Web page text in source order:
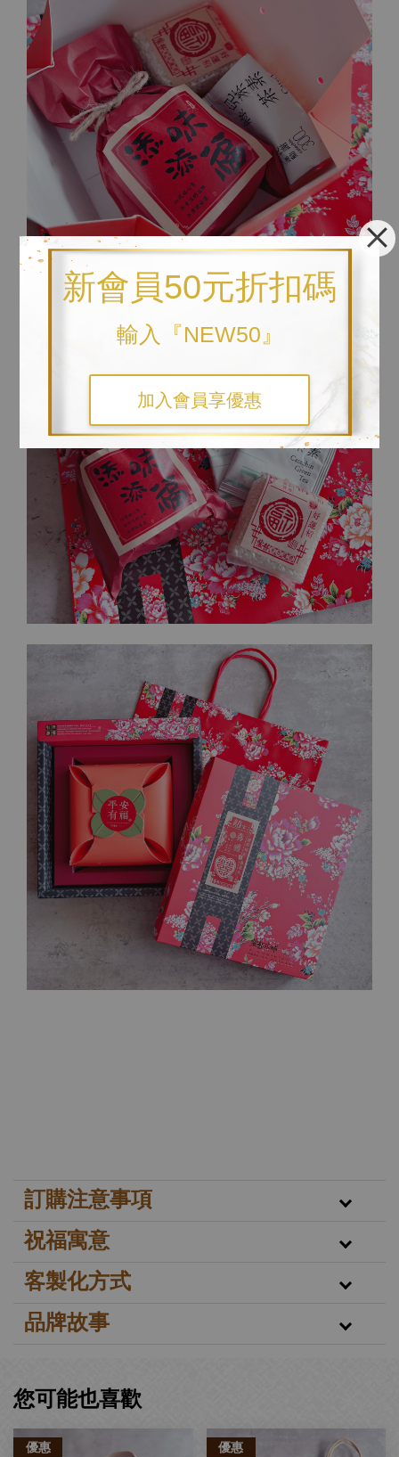
新會員50元折扣碼
輸入『NEW50』
加入會員享優惠
訂購注意事項
祝福寓意
客製化方式
品牌故事
您可能也喜歡
優惠 優惠